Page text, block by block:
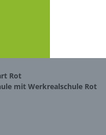
Rot
mit Werkrealschule Rot